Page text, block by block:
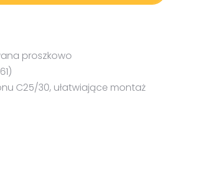
proszkowo
C25/30, ułatwiające montaż